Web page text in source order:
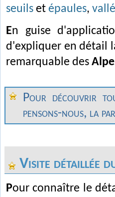
seuils et épaules,
En guise d'application, nous verrons enfin comment il est possible
d'expliquer en détail
remarquable des
Pour découvrir
pensons-nous, la
Visite détaillée
Pour connaître le détail des différents sujets traités dans notre site, vous